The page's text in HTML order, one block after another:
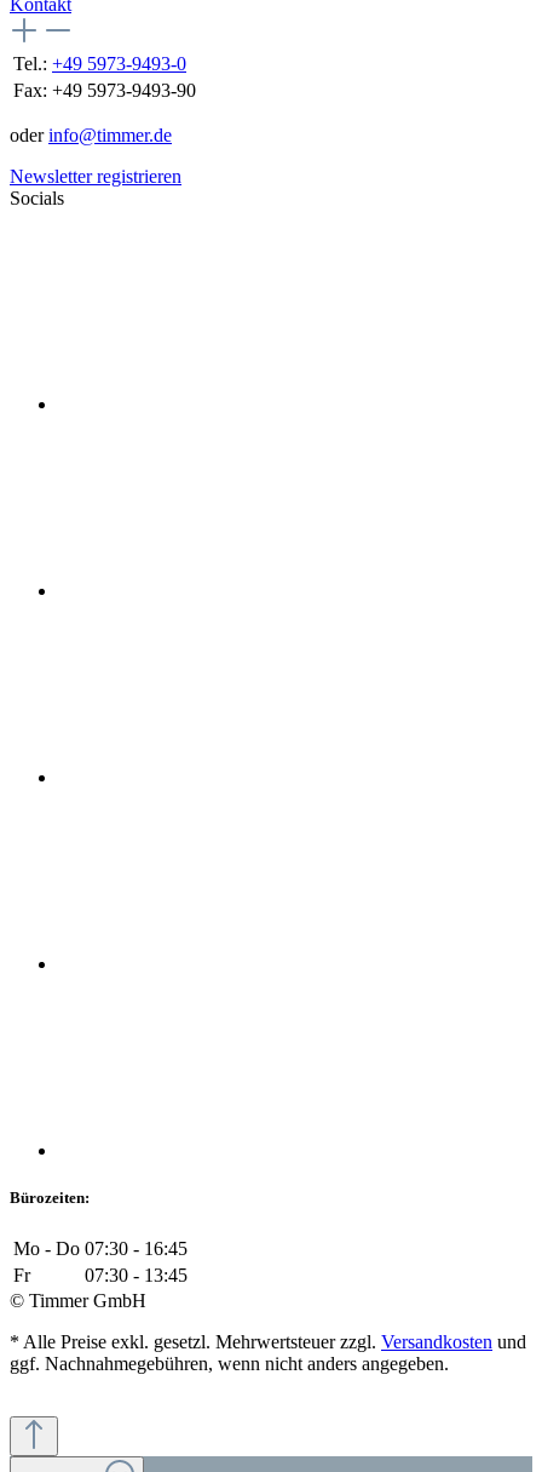
Tel.: +49 5973-9493-0
Fax: +49 5973-9493-90
oderinfo@timmer.de
Newsletter registrieren
Socials
Bürozeiten:
Mo - Do 07:30 - 16:45
Fr
07:30 - 13:45
© Timmer GmbH
* Alle Preise exkl. gesetzl. Mehrwertsteuer zzgl. Versandkosten und
ggf. Nachnahmegebühren, wenn nicht anders angegeben.